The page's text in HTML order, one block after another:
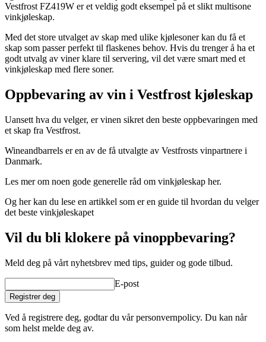
Vestfrost FZ419W er et veldig godt eksempel på et slikt multisone
vinkjøleskap.
Med det store utvalget av skap med ulike kjølesoner kan du få et
skap som passer perfekt til flaskenes behov. Hvis du trenger å ha et
godt utvalg av viner klare til servering, vil det være smart med et
vinkjøleskap med flere soner.
Oppbevaring av vin i Vestfrost kjøleskap
Uansett hva du velger, er vinen sikret den beste oppbevaringen med
et skap fra Vestfrost.
Wineandbarrels er en av de få utvalgte av Vestfrosts vinpartnere i
Danmark.
Les mer om noen gode generelle råd om vinkjøleskap her.
Og her kan du lese en artikkel som er en guide til hvordan du velger
det beste vinkjøleskapet
Vil du bli klokere på vinoppbevaring?
Meld deg på vårt nyhetsbrev med tips, guider og gode tilbud.
E-post
Registrer deg
Ved å registrere deg, godtar du vår personvernpolicy. Du kan når
som helst melde deg av.